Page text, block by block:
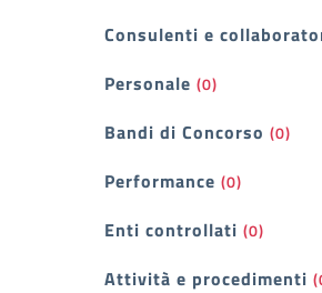
Consulenti e
Personale (0)
Bandi di Concorso (0)
Performance (0)
Enti controllati (0)
Attività e procedimenti